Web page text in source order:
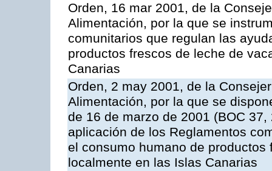
Orden, 16 mar 2001, de la
Alimentación, por la que se
comunitarios que regulan las
productos frescos de leche de
Canarias
Orden, 2 may 2001, de la
Alimentación, por la que se
de 16 de marzo de 2001 (BOC
aplicación de los Reglamentos
el consumo humano de
localmente en las Islas Canarias